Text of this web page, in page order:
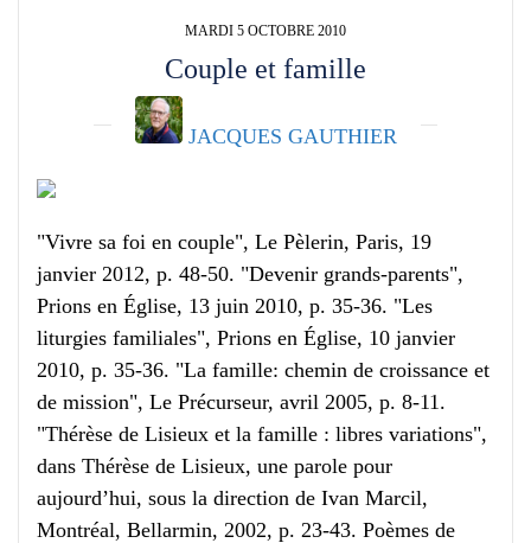
MARDI 5 OCTOBRE 2010
Couple et famille
JACQUES GAUTHIER
"Vivre sa foi en couple", Le Pèlerin, Paris, 19
janvier 2012, p. 48-50. "Devenir grands-parents",
Prions en Église, 13 juin 2010, p. 35-36. "Les
liturgies familiales", Prions en Église, 10 janvier
2010, p. 35-36. "La famille: chemin de croissance et
de mission", Le Précurseur, avril 2005, p. 8-11.
"Thérèse de Lisieux et la famille : libres variations",
dans Thérèse de Lisieux, une parole pour
aujourd’hui, sous la direction de Ivan Marcil,
Montréal, Bellarmin, 2002, p. 23-43. Poèmes de